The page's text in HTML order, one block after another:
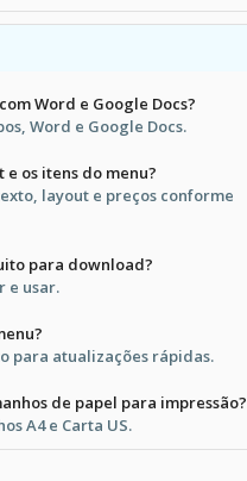
Word e Google Docs?
Word e Google Docs.
e os itens do menu?
layout e preços conforme
para download?
e usar.
para atualizações rápidas.
de papel para impressão?
A4 e Carta US.